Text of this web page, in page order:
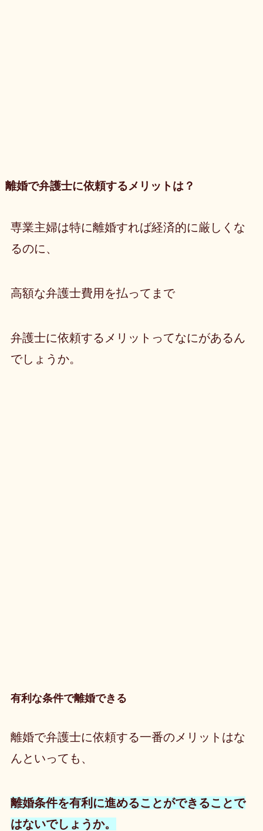
離婚で弁護士に依頼するメリットは？
専業主婦は特に離婚すれば経済的に厳しくな
るのに、
高額な弁護士費用を払ってまで
弁護士に依頼するメリットってなにがあるん
でしょうか。
有利な条件で離婚できる
離婚で弁護士に依頼する一番のメリットはな
んといっても、
離婚条件を有利に進めることができることで
はないでしょうか。